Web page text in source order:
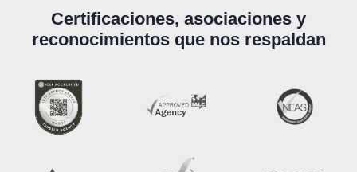
Certificaciones, asociaciones y
reconocimientos que nos respaldan